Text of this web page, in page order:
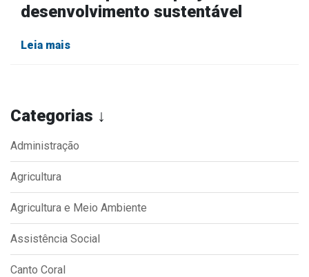
Categorias ↓
Administração
Agricultura
Agricultura e Meio Ambiente
Assistência Social
Canto Coral
desenvolvimento sustentável
Leia mais